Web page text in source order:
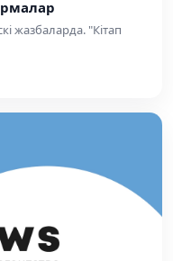
жазбаларда. "Кітап